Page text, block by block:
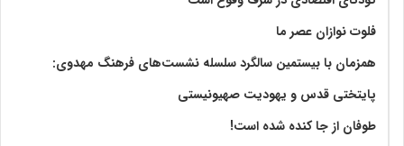
فلوت نوازان عصر ما
همزمان با بیستمین سالگرد سلسله نشست‌های فرهنگ مهدوی:‌
پایتختی قدس و یهودیت صهیونیستی
طوفان از جا کنده شده است!